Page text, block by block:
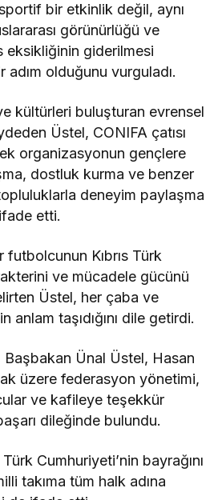
sportif bir etkinlik değil, aynı
görünürlüğü ve
eksikliğinin giderilmesi
adım olduğunu vurguladı.
kültürleri buluşturan evrensel
Üstel, CONIFA çatısı
organizasyonun gençlere
dostluk kurma ve benzer
topluluklarla deneyim paylaşma
etti.
futbolcunun Kıbrıs Türk
ve mücadele gücünü
Üstel, her çaba ve
anlam taşıdığını dile getirdi.
Başbakan Ünal Üstel, Hasan
üzere federasyon yönetimi,
ve kafileye teşekkür
dileğinde bulundu.
Cumhuriyeti’nin bayrağını
takıma tüm halk adına